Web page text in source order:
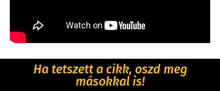
Ha tetszett a cikk, oszd meg
másokkal is!